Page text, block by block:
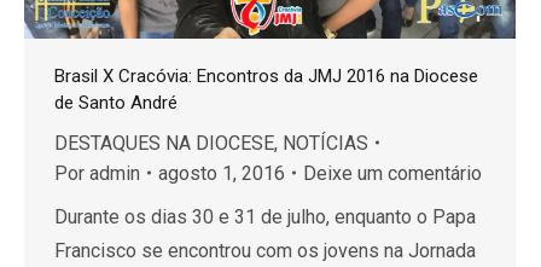
Brasil X Cracóvia: Encontros da JMJ 2016 na Diocese
de Santo André
DESTAQUES NA DIOCESE, NOTÍCIAS
Por admin agosto 1, 2016
Deixe um comentário
Durante os dias 30 e 31 de julho, enquanto o Papa
Francisco se encontrou com os jovens na Jornada